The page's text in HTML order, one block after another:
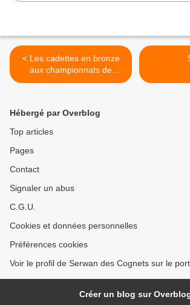
< Les cadettes en bronze
aux championnats de
Bretagne par équipe
Hébergé par Overblog
Top articles
Pages
Contact
Signaler un abus
C.G.U.
Cookies et données personnelles
Préférences cookies
Voir le profil de Serwan des Cognets sur le
Créer un blog sur